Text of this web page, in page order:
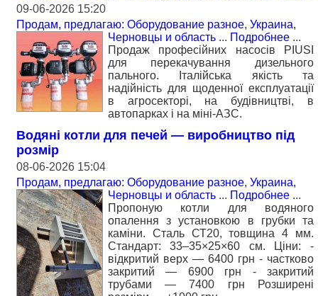
09-06-2026 15:20
Продам, предлагаю: Оборудование разное, Украина,
Черновцы и область ... Подробнее ...
Продаж професійних насосів PIUSI
для перекачування дизельного
пального. Італійська якість та
надійність для щоденної експлуатації
в агросекторі, на будівництві, в
автопарках і на міні-АЗС.
Водяні котли для печей — виробництво під
розмір
08-06-2026 15:04
Продам, предлагаю: Оборудование разное, Украина,
Черновцы и область ... Подробнее ...
Пропоную котли для водяного
опалення з установкою в грубки та
каміни. Сталь СТ20, товщина 4 мм.
Стандарт: 33–35×25×60 см. Ціни: -
відкритий верх — 6400 грн - частково
закритий — 6900 грн - закритий
трубами — 7400 грн Розширені